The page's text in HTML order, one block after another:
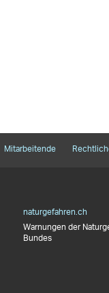
Mitarbeitende
naturgefahren.ch
Warnungen der
Bundes